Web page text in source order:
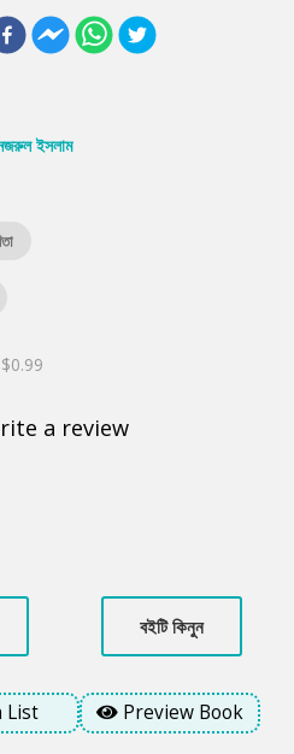
ইসলাম
$0.99
a review
বইটি কিনুন
List Preview Book